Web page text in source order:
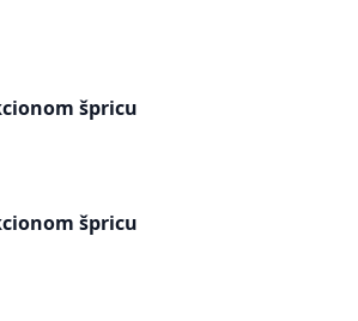
špricu
špricu